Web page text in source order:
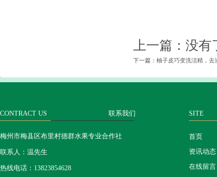
上一篇：没有
下一篇： 柚子皮巧变洗洁精，去
联系我们
CONTRACT US
梅州市梅县区布里村德群水果专业合作社
联系人：温先生
热线电话：13823854628
SITE
首页
资讯动态
在线留言